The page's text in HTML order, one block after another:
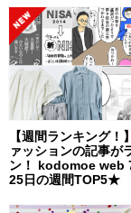
【週間ランキング！
ァッションの記事が
ン！ kodomoe web
25日の週間TOP5★